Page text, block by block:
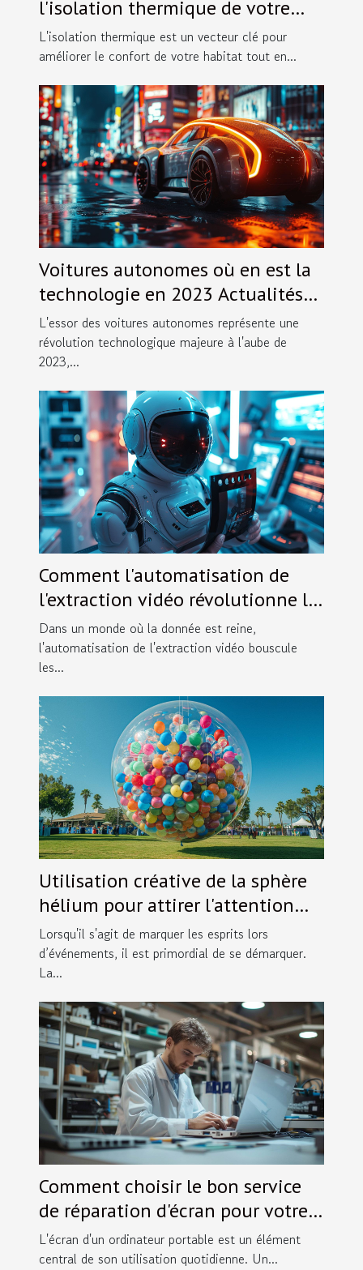
l'isolation thermique de votre
maison
L'isolation thermique est un vecteur clé pour
améliorer le confort de votre habitat tout en...
Voitures autonomes où en est la
technologie en 2023 Actualités
et perspectives d'évolution
L'essor des voitures autonomes représente une
révolution technologique majeure à l'aube de
2023,...
Comment l'automatisation de
l'extraction vidéo révolutionne le
marché des données
Dans un monde où la donnée est reine,
l'automatisation de l'extraction vidéo bouscule
les...
Utilisation créative de la sphère
hélium pour attirer l'attention
lors d'événements
Lorsqu'il s'agit de marquer les esprits lors
d’événements, il est primordial de se démarquer.
La...
Comment choisir le bon service
de réparation d'écran pour votre
ordinateur portable
L'écran d'un ordinateur portable est un élément
central de son utilisation quotidienne. Un...